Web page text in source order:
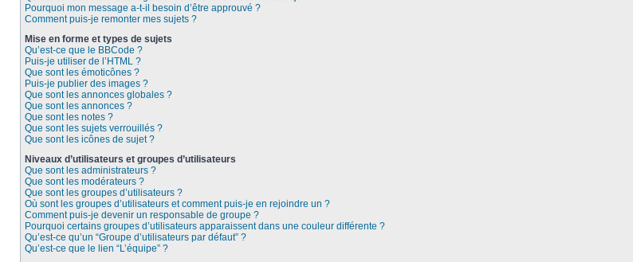
Pourquoi mon message a-t-il besoin d’être approuvé ?
Comment puis-je remonter mes sujets ?
Mise en forme et types de sujets
Qu’est-ce que le BBCode ?
Puis-je utiliser de l’HTML ?
Que sont les émoticônes ?
Puis-je publier des images ?
Que sont les annonces globales ?
Que sont les annonces ?
Que sont les notes ?
Que sont les sujets verrouillés ?
Que sont les icônes de sujet ?
Niveaux d’utilisateurs et groupes d’utilisateurs
Que sont les administrateurs ?
Que sont les modérateurs ?
Que sont les groupes d’utilisateurs ?
Où sont les groupes d’utilisateurs et comment puis-je en rejoindre un ?
Comment puis-je devenir un responsable de groupe ?
Pourquoi certains groupes d’utilisateurs apparaissent dans une couleur différente ?
Qu’est-ce qu’un “Groupe d’utilisateurs par défaut” ?
Qu’est-ce que le lien “L’équipe” ?